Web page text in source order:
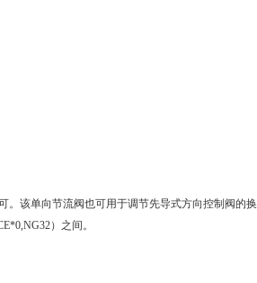
。该单向节流阀也可用于调节先导式方向控制阀的换
）之间。